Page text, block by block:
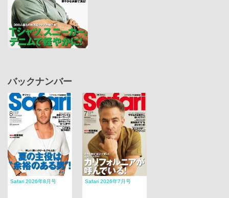
バックナンバー
Safari 2026年8月号 Safari 2026年7月号